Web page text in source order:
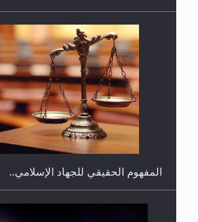
هل يجوز فتح مشروع كوافير نسائي
المحجبات؟
المفهوم الحقيقي للجهاد الإسلامي..